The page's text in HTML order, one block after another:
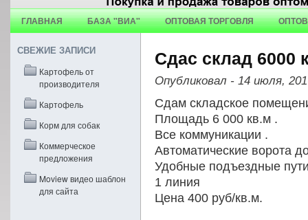
ГЛАВНАЯ БАЗА "ВИА" ОПТОВАЯ ТОРГОВЛЯ
СВЕЖИЕ ЗАПИСИ
Картофель от
производителя
Картофель
Корм для собак
Коммерческое
предложения
Moview видео шаблон
для сайта
Сдас склад 6000
Опубликовал - 14 июля,
Сдам складское
Площадь 6 000 кв.м .
Все коммуникации .
Автоматические ворота
Удобные подъездные
1 линия
Цена 400 руб/кв.м.